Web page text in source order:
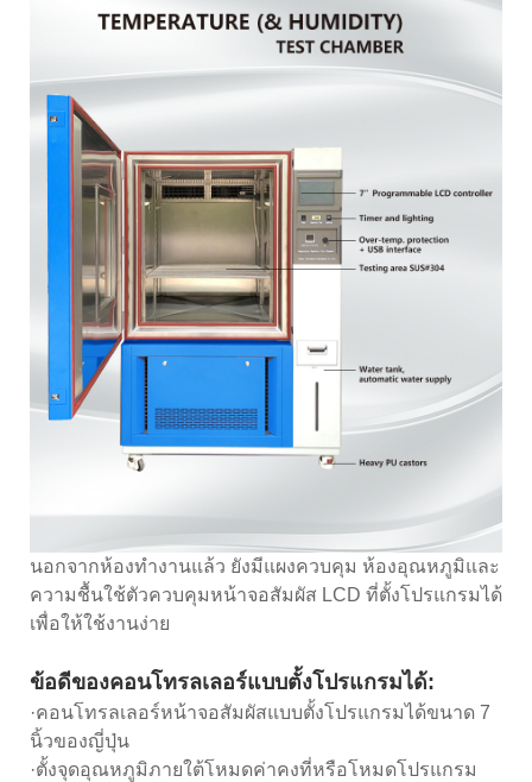
นอกจากห้องทำงานแล้ว ยังมีแผงควบคุม ห้องอุณหภูมิและ
ความชื้นใช้ตัวควบคุมหน้าจอสัมผัส LCD ที่ตั้งโปรแกรมได้
เพื่อให้ใช้งานง่าย
ข้อดีของคอนโทรลเลอร์แบบตั้งโปรแกรมได้:
·คอนโทรลเลอร์หน้าจอสัมผัสแบบตั้งโปรแกรมได้ขนาด 7
นิ้วของญี่ปุ่น
·ตั้งจุดอุณหภูมิภายใต้โหมดค่าคงที่หรือโหมดโปรแกรม